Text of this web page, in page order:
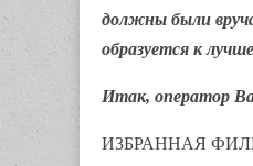
должны были
образуется к
Итак, оператор
ИЗБРАННАЯ